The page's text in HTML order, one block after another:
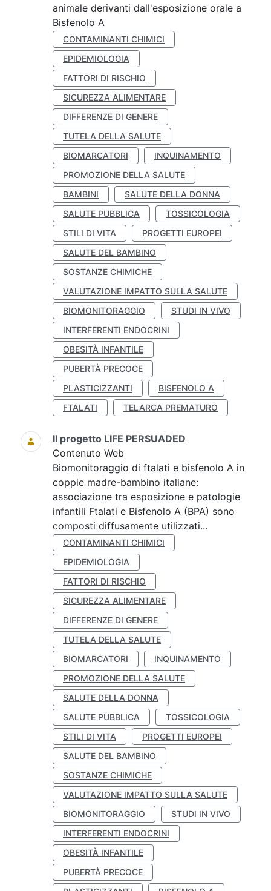
animale derivanti dall'esposizione orale a
Bisfenolo A
CONTAMINANTI CHIMICI
EPIDEMIOLOGIA
FATTORI DI RISCHIO
SICUREZZA ALIMENTARE
DIFFERENZE DI GENERE
TUTELA DELLA SALUTE
BIOMARCATORI
INQUINAMENTO
PROMOZIONE DELLA SALUTE
BAMBINI
SALUTE DELLA DONNA
SALUTE PUBBLICA
TOSSICOLOGIA
STILI DI VITA
PROGETTI EUROPEI
SALUTE DEL BAMBINO
SOSTANZE CHIMICHE
VALUTAZIONE IMPATTO SULLA SALUTE
BIOMONITORAGGIO
STUDI IN VIVO
INTERFERENTI ENDOCRINI
OBESITÀ INFANTILE
PUBERTÀ PRECOCE
PLASTICIZZANTI
BISFENOLO A
FTALATI
TELARCA PREMATURO
Il progetto LIFE PERSUADED
Contenuto Web
Biomonitoraggio di ftalati e bisfenolo A in
coppie madre-bambino italiane:
associazione tra esposizione e patologie
infantili Ftalati e Bisfenolo A (BPA) sono
composti diffusamente utilizzati...
CONTAMINANTI CHIMICI
EPIDEMIOLOGIA
FATTORI DI RISCHIO
SICUREZZA ALIMENTARE
DIFFERENZE DI GENERE
TUTELA DELLA SALUTE
BIOMARCATORI
INQUINAMENTO
PROMOZIONE DELLA SALUTE
SALUTE DELLA DONNA
SALUTE PUBBLICA
TOSSICOLOGIA
STILI DI VITA
PROGETTI EUROPEI
SALUTE DEL BAMBINO
SOSTANZE CHIMICHE
VALUTAZIONE IMPATTO SULLA SALUTE
BIOMONITORAGGIO
STUDI IN VIVO
INTERFERENTI ENDOCRINI
OBESITÀ INFANTILE
PUBERTÀ PRECOCE